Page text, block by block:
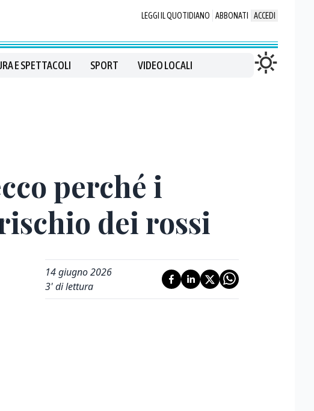
LEGGI IL QUOTIDIANO ABBONATI ACCEDI
E SPETTACOLI SPORT VIDEO LOCALI
perché i
dei rossi
14 giugno 2026
3' di lettura